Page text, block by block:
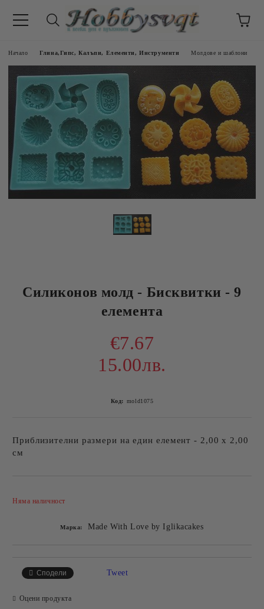
Начало Глина,Гипс, Калъпи, Елементи, Инструменти Молдове и шаблони
Силиконов молд - Бисквитки - 9
елемента
€7.67
15.00лв.
Код: mold1075
Приблизителни размери на един елемент - 2,00 х 2,00
см
Няма наличност
Марка: Made With Love by Iglikacakes
Сподели Tweet
Оцени продукта